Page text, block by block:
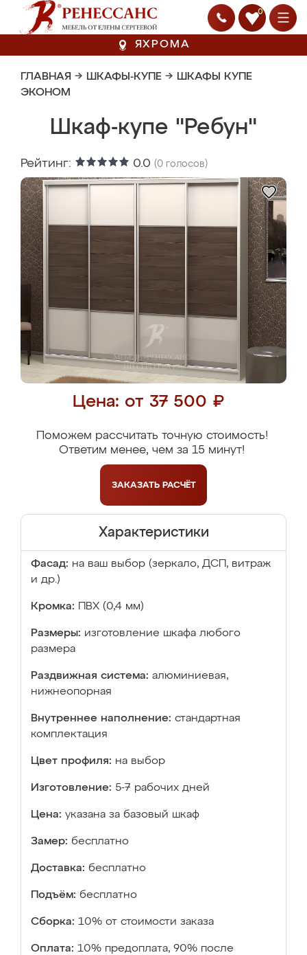
0
ЯХРОМА
ГЛАВНАЯ → ШКАФЫ-КУПЕ → ШКАФЫ КУПЕ
ЭКОНОМ
Шкаф-купе "Ребун"
Рейтинг: 0.0 (0 голосов)
Цена: от 37 500 ₽
Поможем рассчитать точную стоимость!
Ответим менее, чем за 15 минут!
ЗАКАЗАТЬ РАСЧЁТ
Характеристики
Фасад: на ваш выбор (зеркало, ДСП, витраж
и др.)
Кромка: ПВХ (0,4 мм)
Размеры: изготовление шкафа любого
размера
Раздвижная система: алюминиевая,
нижнеопорная
Внутреннее наполнение: стандартная
комплектация
Цвет профиля: на выбор
Изготовление: 5-7 рабочих дней
Цена: указана за базовый шкаф
Замер: бесплатно
Доставка: бесплатно
Подъём: бесплатно
Сборка: 10% от стоимости заказа
Оплата: 10% предоплата, 90% после